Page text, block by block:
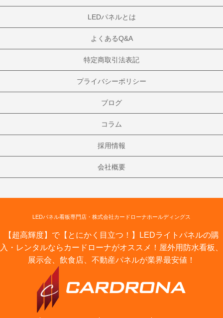
LEDパネルとは
よくあるQ&A
特定商取引法表記
プライバシーポリシー
ブログ
コラム
採用情報
会社概要
LEDパネル看板専門店・株式会社カードローナホールディングス
【超高輝度】で【とにかく目立つ！】LEDライトパネルの購
入・レンタルならカードローナがオススメ！屋外用防水看板、
展示会、飲食店、不動産パネルが業界最安値！